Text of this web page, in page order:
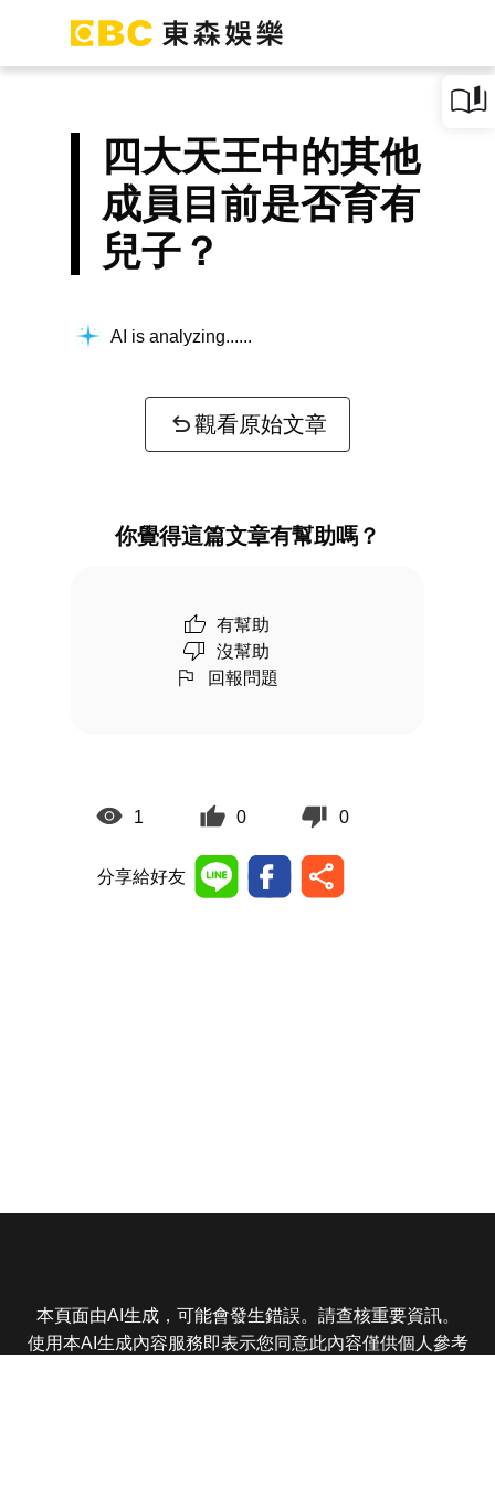
四大天王中的其他
成員目前是否育有
兒子？
AI is analyzing...
觀看原始文章
你覺得這篇文章有幫助嗎？
有幫助
沒幫助
回報問題
1 0 0
分享給好友
本頁面由AI生成，可能會發生錯誤。請查核重要資訊。
使用本AI生成內容服務即表示您同意此內容僅供個人參考